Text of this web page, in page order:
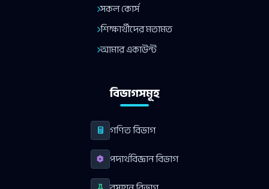
সকল কোর্স
শিক্ষার্থীদের মতামত
আমার একাউন্ট
বিভাগসমূহ
গণিত বিভাগ
পদার্থবিজ্ঞান বিভাগ